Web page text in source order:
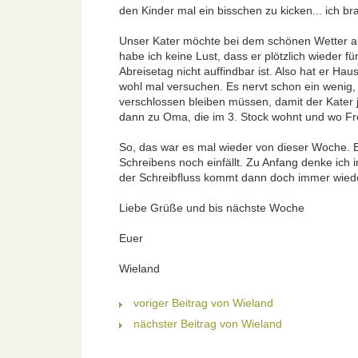
den Kinder mal ein bisschen zu kicken... ich
Unser Kater möchte bei dem schönen Wetter
habe ich keine Lust, dass er plötzlich wieder
Abreisetag nicht auffindbar ist. Also hat er
wohl mal versuchen. Es nervt schon ein
verschlossen bleiben müssen, damit der
dann zu Oma, die im 3. Stock wohnt und wo
So, das war es mal wieder von dieser Woche.
Schreibens noch einfällt. Zu Anfang denke ich
der Schreibfluss kommt dann doch immer
Liebe Grüße und bis nächste Woche
Euer
Wieland
voriger Beitrag von Wieland
nächster Beitrag von Wieland